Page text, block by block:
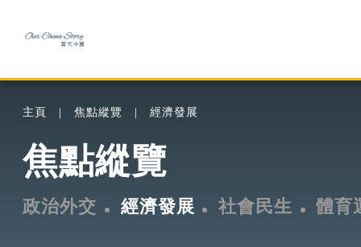
主頁 焦點縱覽 經濟發展
焦點縱覽
政治外交 經濟發展 社會民生 體育